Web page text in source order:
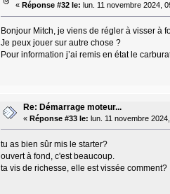
« Réponse #32 le: lun. 11 novembre 2024,
Bonjour Mitch, je viens de régler à visser à
Je peux jouer sur autre chose ?
Pour information j’ai remis en état le
Re: Démarrage moteur...
« Réponse #33 le: lun. 11 novembre
tu as bien sûr mis le starter?
ouvert à fond, c'est beaucoup.
ta vis de richesse, elle est vissée comment?